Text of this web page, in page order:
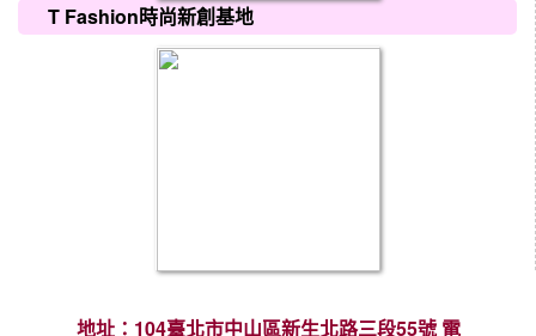
T Fashion時尚新創基地
地址：104臺北市中山區新生北路三段55號 電